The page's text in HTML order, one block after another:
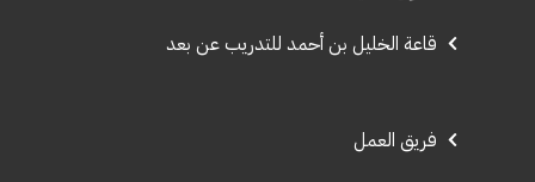
قاعة الخليل بن أحمد للتدريب عن بعد
فريق العمل